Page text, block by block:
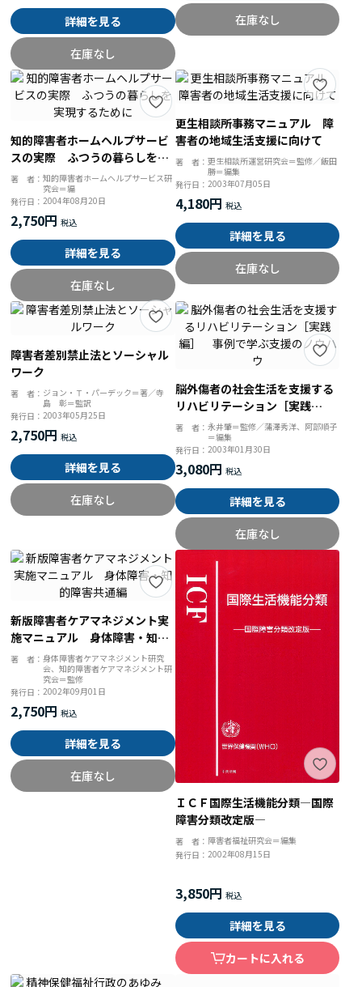
詳細を見る
在庫なし
在庫なし
知的障害者ホームヘルプサービ
スの実際 ふつうの暮らしを実
現するために
著 者：知的障害者ホームヘルプサービス研
究会＝編
発行日：2004年08月20日
2,750円
詳細を見る
在庫なし
更生相談所事務マニュアル 障
害者の地域生活支援に向けて
著 者： 更生相談所運営研究会＝監修／飯田
勝＝編集
発行日： 2003年07月05日
4,180円
詳細を見る
在庫なし
障害者差別禁止法とソーシャル
ワーク
著 者： ジョン・Ｔ・パーデック＝著／寺
島 彰＝監訳
発行日：2003年05月25日
2,750円
詳細を見る
在庫なし
脳外傷者の社会生活を支援する
リハビリテーション［実践
編］ 事例で学ぶ支援のノウハ
著 者： 永井肇＝監修／蒲澤秀洋、阿部順子
＝編集
発行日： 2003年01月30日
3,080円
詳細を見る
在庫なし
新版障害者ケアマネジメント実
施マニュアル 身体障害・知的
障害共通編
著 者：身体障害者ケアマネジメント研究
会、知的障害者ケアマネジメント研
究会＝監修
発行日：2002年09月01日
2,750円
詳細を見る
在庫なし
ＩＣＦ国際生活機能分類―国際
障害分類改定版―
著 者： 障害者福祉研究会＝編集
発行日： 2002年08月15日
3,850円
詳細を見る
カートに入れる